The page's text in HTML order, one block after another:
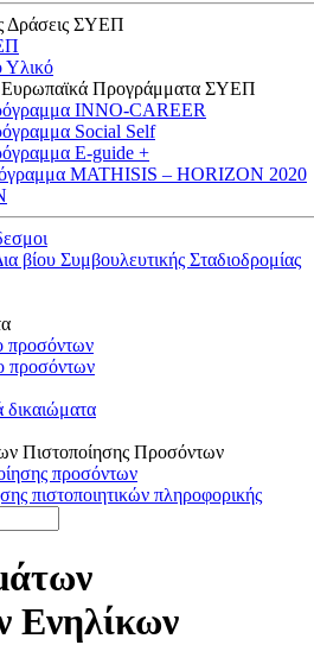
Δράσεις ΣΥΕΠ
Υλικό
Ευρωπαϊκά Προγράμματα ΣΥΕΠ
INNO-CAREER
Social Self
E-guide +
MATHISIS – HORIZON 2020
βίου Συμβουλευτικής Σταδιοδρομίας
προσόντων
προσόντων
δικαιώματα
Πιστοποίησης Προσόντων
προσόντων
πιστοποιητικών πληροφορικής
Ενηλίκων